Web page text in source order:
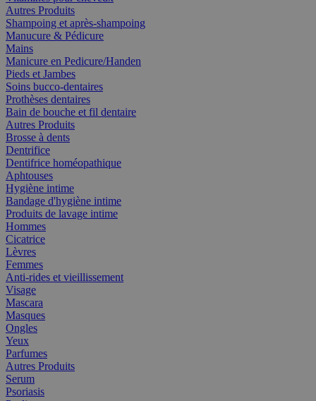
Autres Produits
Shampoing et après-shampoing
Manucure & Pédicure
Mains
Manicure en Pedicure/Handen
Pieds et Jambes
Soins bucco-dentaires
Prothèses dentaires
Bain de bouche et fil dentaire
Autres Produits
Brosse à dents
Dentrifice
Dentifrice homéopathique
Aphtouses
Hygiène intime
Bandage d'hygiène intime
Produits de lavage intime
Hommes
Cicatrice
Lèvres
Femmes
Anti-rides et vieillissement
Visage
Mascara
Masques
Ongles
Yeux
Parfumes
Autres Produits
Serum
Psoriasis